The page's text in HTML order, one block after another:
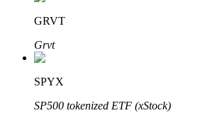
GRVT
Grvt
SPYX
SP500 tokenized ETF (xStock)